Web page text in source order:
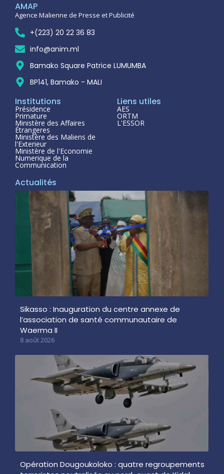
AMAP
Agence Malienne de Presse et Publicité
+(223) 20 22 36 83
info@anim.ml
Bamako Square Patrice LUMUMBA
BP141, Bamako - MALI
Institutions
Présidence
Primature
Ministère des Affaires
Étrangeres
Ministère des Maliens de
l'Exterieur
Ministère de l'Economie
Numerique de la
Communication
Liens utiles
AES
ORTM
L'ESSOR
Actualités
Sikasso : Inauguration du centre annexe de
l’association de santé communautaire de
Waerma II
8 août 2026
Opération Dougoukoloko : quatre regroupements